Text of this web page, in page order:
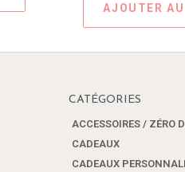
AJOUTER
CATÉGORIES
ACCESSOIRES / ZÉRO
CADEAUX
CADEAUX